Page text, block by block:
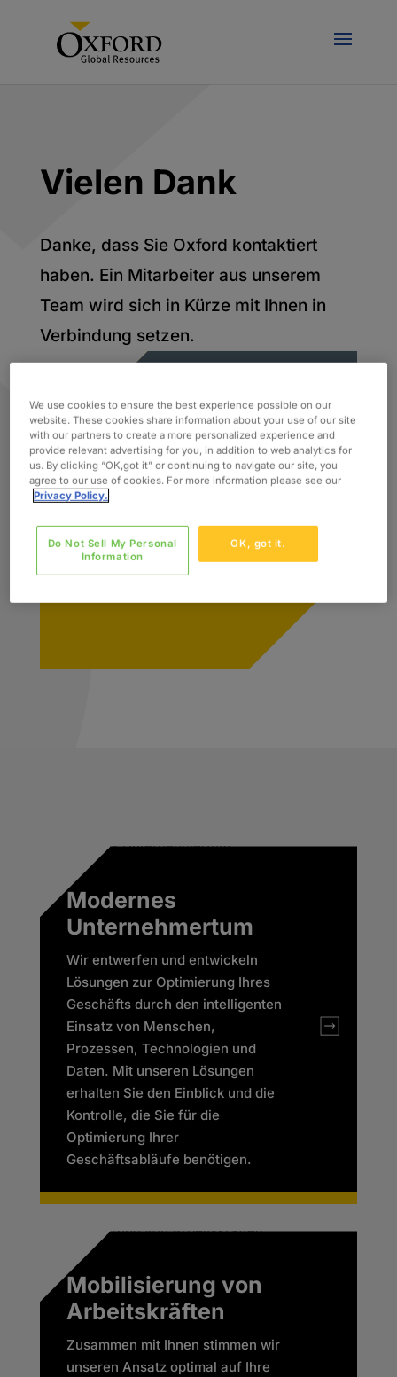
Vielen Dank
Danke, dass Sie Oxford kontaktiert
haben. Ein Mitarbeiter aus unserem
Team wird sich in Kürze mit Ihnen in
Verbindung setzen.
Modernes
Unternehmertum
Wir entwerfen und entwickeln
Lösungen zur Optimierung Ihres
Geschäfts durch den intelligenten
Einsatz von Menschen,
Prozessen, Technologien und
Daten. Mit unseren Lösungen
erhalten Sie den Einblick und die
Kontrolle, die Sie für die
Optimierung Ihrer
Geschäftsabläufe benötigen.
Mobilisierung von
Arbeitskräften
Zusammen mit Ihnen stimmen wir
unseren Ansatz optimal auf Ihre
We use cookies to ensure the best experience possible on our
website. These cookies share information about your use of our site
with our partners to create a more personalized experience and
provide relevant advertising for you, in addition to web analytics for
us. By clicking “OK,got it” or continuing to navigate our site, you
agree to our use of cookies. For more information please see our
Privacy Policy.
OK, got it.
Do Not Sell My Personal
Information